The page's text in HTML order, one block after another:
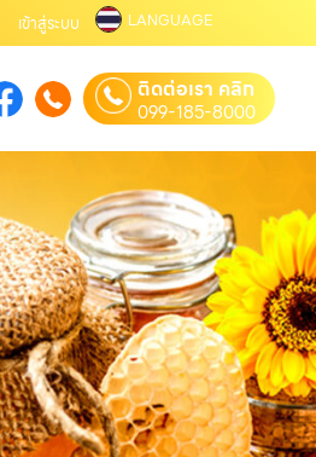
เข้าสู่ระบบ LANGUAGE
ติดต่อเรา คลิก
099-185-8000